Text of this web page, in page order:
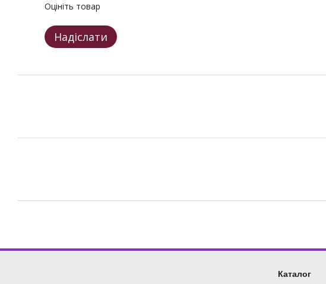
Оцініть товар
Надіслати
Каталог